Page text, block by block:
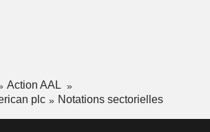
Action AAL
plc
Notations sectorielles